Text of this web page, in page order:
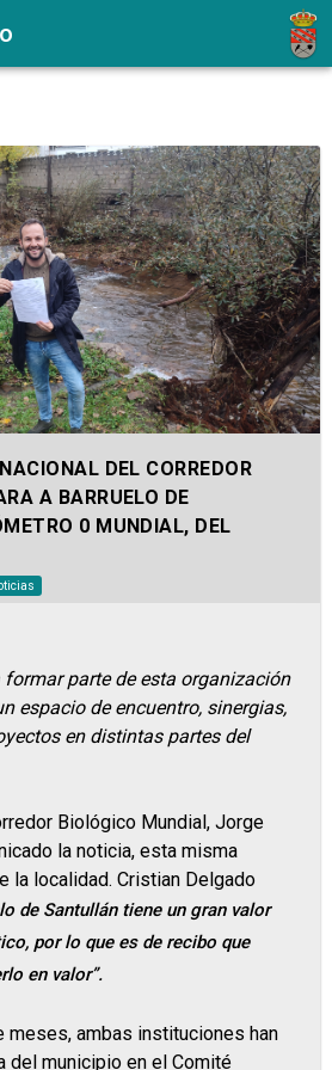
DEL CORREDOR
A BARRUELO DE
0 MUNDIAL, DEL
parte de esta organización
espacio de encuentro, sinergias,
en distintas partes del
Biológico Mundial, Jorge
la noticia, esta misma
la localidad. Cristian Delgado
de Santullán tiene un gran valor
por lo que es de recibo que
en valor”.
meses, ambas instituciones han
del municipio en el Comité